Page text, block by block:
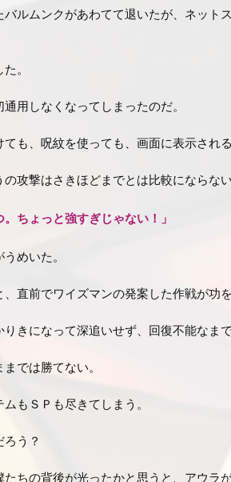
バルムンクがあわてて退いたが、ネット
。
用しなくなってしまったのだ。
ても、呪紋を使っても、画面に表示され
攻撃はさきほどまでとは比較にならな
。ちょっと強すぎじゃない！」
めいた。
直前でワイズマンの発案した作戦が功を
きになって深追いせず、回復不能なま
では勝てない。
もＳＰも尽きてしまう。
ろう？
ちの背後が光ったかと思うと、アウラが